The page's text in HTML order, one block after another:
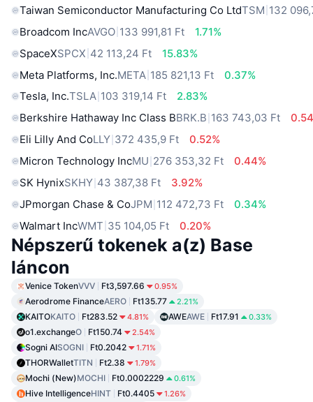
Taiwan Semiconductor Manufacturing Co LtdTSM 132
Broadcom IncAVGO 133 991,81 Ft
1.71%
SpaceXSPCX 42 113,24 Ft
15.83%
Meta Platforms, Inc.META 185 821,13 Ft
0.37%
Tesla, Inc.TSLA 103 319,14 Ft
2.83%
Berkshire Hathaway Inc Class BBRK.B 163 743,03 Ft
Eli Lilly And CoLLY 372 435,9 Ft
0.52%
Micron Technology IncMU 276 353,32 Ft
0.44%
SK HynixSKHY 43 387,38 Ft
3.92%
JPmorgan Chase & CoJPM 112 472,73 Ft
0.34%
Walmart IncWMT 35 104,05 Ft 0.20%
Népszerű tokenek a(z) Base
láncon
Venice TokenVVV Ft3,597.66 0.95%
Aerodrome FinanceAERO Ft135.77 2.21%
KAITOKAITO Ft283.52 4.81% AWEAWE Ft17.91 0.33%
o1.exchangeO Ft150.74 2.54%
Sogni AISOGNI Ft0.2042 1.71%
THORWalletTITN Ft2.38 1.79%
Mochi (New)MOCHI Ft0.0002229 0.61%
Hive IntelligenceHINT Ft0.4405 1.26%